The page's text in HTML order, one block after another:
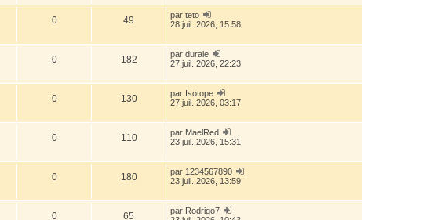
0 49 par teto
28 juil. 2026, 15:58
0 182 par durale
27 juil. 2026, 22:23
0 130 par Isotope
27 juil. 2026, 03:17
0 110 par MaelRed
23 juil. 2026, 15:31
0 180 par 1234567890
23 juil. 2026, 13:59
0 65 par Rodrigo7